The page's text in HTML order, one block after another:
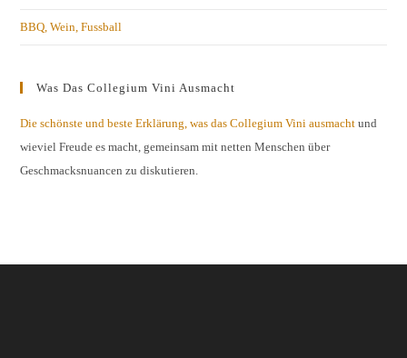
BBQ, Wein, Fussball
Was Das Collegium Vini Ausmacht
Die schönste und beste Erklärung, was das Collegium Vini ausmacht und
wieviel Freude es macht, gemeinsam mit netten Menschen über
Geschmacksnuancen zu diskutieren.